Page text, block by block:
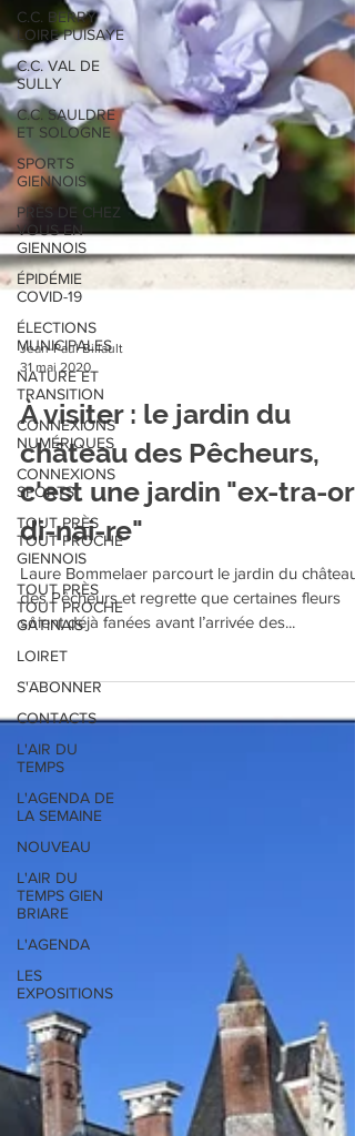
C.C. BERRY
LOIRE PUISAYE
C.C. VAL DE
SULLY
C.C. SAULDRE
ET SOLOGNE
SPORTS
GIENNOIS
PRÈS DE CHEZ
VOUS EN
GIENNOIS
ÉPIDÉMIE
COVID-19
ÉLECTIONS
MUNICIPALES
NATURE ET
TRANSITION
CONNEXIONS
NUMÉRIQUES
CONNEXIONS
SPORTS
TOUT PRÈS
TOUT PROCHE
GIENNOIS
TOUT PRÈS
TOUT PROCHE
GÂTINAIS
LOIRET
S'ABONNER
CONTACTS
L'AIR DU
TEMPS
L'AGENDA DE
LA SEMAINE
NOUVEAU
L'AIR DU
TEMPS GIEN
BRIARE
L'AGENDA
LES
EXPOSITIONS
Jean-Paul Billault
31 mai 2020
À visiter : le jardin du
château des Pêcheurs,
c'est une jardin "ex-tra-or-
di-nai-re"
Laure Bommelaer parcourt le jardin du château
des Pêcheurs et regrette que certaines fleurs
soient déjà fanées avant l’arrivée des...